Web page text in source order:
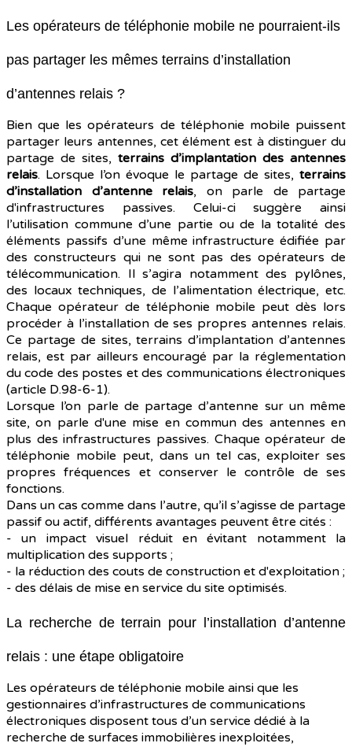
Les opérateurs de téléphonie mobile ne pourraient-ils
pas partager les mêmes terrains d’installation
d’antennes relais ?
Bien que les opérateurs de téléphonie mobile puissent
partager leurs antennes, cet élément est à distinguer du
partage de sites, terrains d’implantation des antennes
relais. Lorsque l’on évoque le partage de sites, terrains
d’installation d’antenne relais, on parle de partage
d'infrastructures passives. Celui-ci suggère ainsi
l’utilisation commune d’une partie ou de la totalité des
éléments passifs d’une même infrastructure édifiée par
des constructeurs qui ne sont pas des opérateurs de
télécommunication. Il s’agira notamment des pylônes,
des locaux techniques, de l’alimentation électrique, etc.
Chaque opérateur de téléphonie mobile peut dès lors
procéder à l’installation de ses propres antennes relais.
Ce partage de sites, terrains d’implantation d’antennes
relais, est par ailleurs encouragé par la réglementation
du code des postes et des communications électroniques
(article D.98-6-1).
Lorsque l’on parle de partage d’antenne sur un même
site, on parle d'une mise en commun des antennes en
plus des infrastructures passives. Chaque opérateur de
téléphonie mobile peut, dans un tel cas, exploiter ses
propres fréquences et conserver le contrôle de ses
fonctions.
Dans un cas comme dans l’autre, qu’il s’agisse de partage
passif ou actif, différents avantages peuvent être cités :
- un impact visuel réduit en évitant notamment la
multiplication des supports ;
- la réduction des couts de construction et d'exploitation ;
- des délais de mise en service du site optimisés.
La recherche de terrain pour l’installation d’antenne
relais : une étape obligatoire
Les opérateurs de téléphonie mobile ainsi que les
gestionnaires d’infrastructures de communications
électroniques disposent tous d’un service dédié à la
recherche de surfaces immobilières inexploitées,